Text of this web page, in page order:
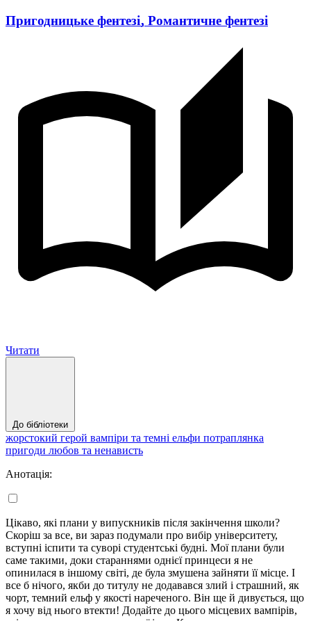
Пригодницьке фентезі, Романтичне фентезі
Читати
До бібліотеки
жорстокий герой вампіри та темні ельфи потраплянка
пригоди любов та ненависть
Анотація:
Цікаво, які плани у випускників після закінчення школи?
Скоріш за все, ви зараз подумали про вибір університету,
вступні іспити та суворі студентські будні. Мої плани були
саме такими, доки стараннями однієї принцеси я не
опинилася в іншому світі, де була змушена зайняти її місце. І
все б нічого, якби до титулу не додавався злий і страшний, як
чорт, темний ельф у якості нареченого. Він ще й дивується, що
я хочу від нього втекти! Додайте до цього місцевих вампірів,